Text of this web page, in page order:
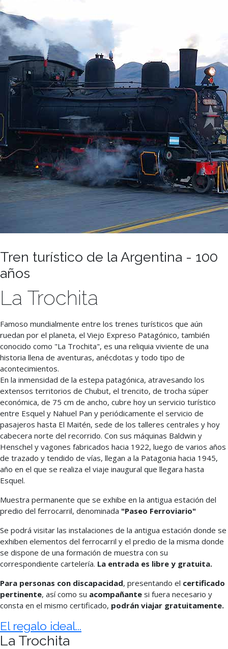
Tren turístico de la Argentina - 100
años
La Trochita
Famoso mundialmente entre los trenes turísticos que aún
ruedan por el planeta, el Viejo Expreso Patagónico, también
conocido como "La Trochita", es una reliquia viviente de una
historia llena de aventuras, anécdotas y todo tipo de
acontecimientos.
En la inmensidad de la estepa patagónica, atravesando los
extensos territorios de Chubut, el trencito, de trocha súper
económica, de 75 cm de ancho, cubre hoy un servicio turístico
entre Esquel y Nahuel Pan y periódicamente el servicio de
pasajeros hasta El Maitén, sede de los talleres centrales y hoy
cabecera norte del recorrido. Con sus máquinas Baldwin y
Henschel y vagones fabricados hacia 1922, luego de varios años
de trazado y tendido de vías, llegan a la Patagonia hacia 1945,
año en el que se realiza el viaje inaugural que llegara hasta
Esquel.
Muestra permanente que se exhibe en la antigua estación del
predio del ferrocarril, denominada "Paseo Ferroviario"
Se podrá visitar las instalaciones de la antigua estación donde se
exhiben elementos del ferrocarril y el predio de la misma donde
se dispone de una formación de muestra con su
correspondiente cartelería. La entrada es libre y gratuita.
Para personas con discapacidad, presentando el certificado
pertinente, así como su acompañante si fuera necesario y
consta en el mismo certificado, podrán viajar gratuitamente.
El regalo ideal...
La Trochita